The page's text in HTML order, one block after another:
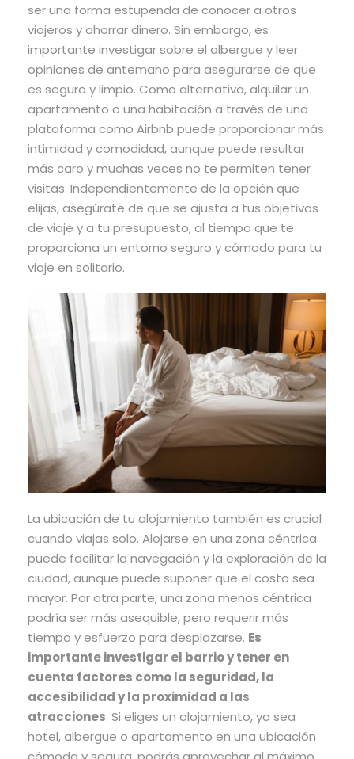
ser una forma estupenda de conocer a otros
viajeros y ahorrar dinero. Sin embargo, es
importante investigar sobre el albergue y leer
opiniones de antemano para asegurarse de que
es seguro y limpio. Como alternativa, alquilar un
apartamento o una habitación a través de una
plataforma como Airbnb puede proporcionar más
intimidad y comodidad, aunque puede resultar
más caro y muchas veces no te permiten tener
visitas. Independientemente de la opción que
elijas, asegúrate de que se ajusta a tus objetivos
de viaje y a tu presupuesto, al tiempo que te
proporciona un entorno seguro y cómodo para tu
viaje en solitario.
La ubicación de tu alojamiento también es crucial
cuando viajas solo. Alojarse en una zona céntrica
puede facilitar la navegación y la exploración de la
ciudad, aunque puede suponer que el costo sea
mayor. Por otra parte, una zona menos céntrica
podría ser más asequible, pero requerir más
tiempo y esfuerzo para desplazarse. Es
importante investigar el barrio y tener en
cuenta factores como la seguridad, la
accesibilidad y la proximidad a las
atracciones. Si eliges un alojamiento, ya sea
hotel, albergue o apartamento en una ubicación